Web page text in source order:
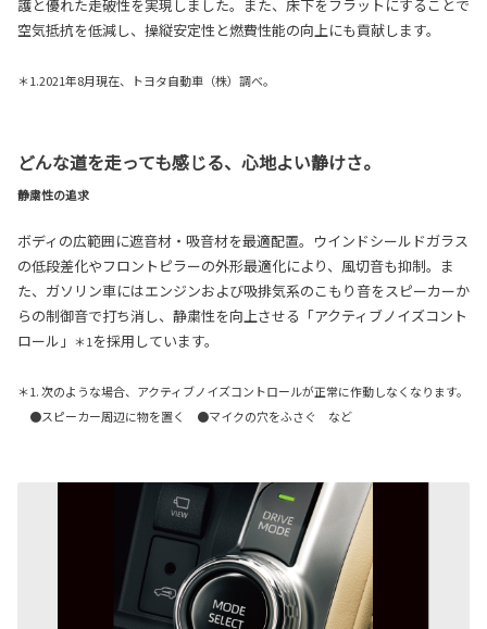
護と優れた走破性を実現しました。また、床下をフラットにすることで
空気抵抗を低減し、操縦安定性と燃費性能の向上にも貢献します。
＊1.2021年8月現在、トヨタ自動車（株）調べ。
どんな道を走っても感じる、心地よい静けさ。
静粛性の追求
ボディの広範囲に遮音材・吸音材を最適配置。ウインドシールドガラス
の低段差化やフロントピラーの外形最適化により、風切音も抑制。ま
た、ガソリン車にはエンジンおよび吸排気系のこもり音をスピーカーか
らの制御音で打ち消し、静粛性を向上させる「アクティブノイズコント
ロール」
＊1を採用しています。
＊1. 次のような場合、アクティブノイズコントロールが正常に作動しなくなります。
●スピーカー周辺に物を置く ●マイクの穴をふさぐ など